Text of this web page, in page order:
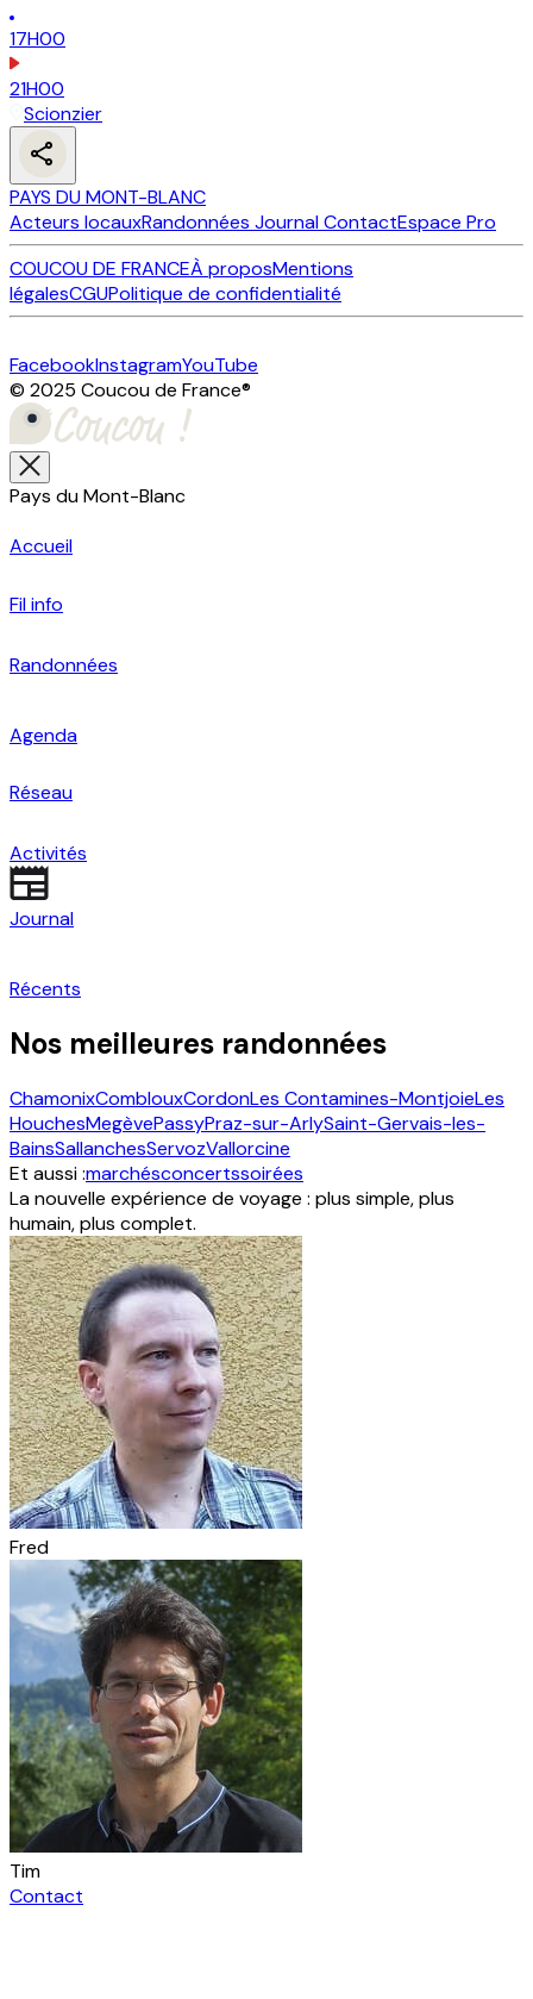
17H00
21H00
Scionzier
PAYS DU MONT-BLANC
Acteurs locauxRandonnées JournalContactEspace Pro
COUCOU DE FRANCEÀ proposMentions
légalesCGUPolitique de confidentialité
FacebookInstagramYouTube
© 2025 Coucou de France®
Pays du Mont-Blanc
Accueil
Fil info
Randonnées
Agenda
Réseau
Activités
Journal
Récents
Nos meilleures randonnées
ChamonixComblouxCordonLes Contamines-MontjoieLes
HouchesMegèvePassyPraz-sur-ArlySaint-Gervais-les-
BainsSallanchesServozVallorcine
Et aussi :marchésconcertssoirées
La nouvelle expérience de voyage : plus simple, plus
humain, plus complet.
Fred
Tim
Contact